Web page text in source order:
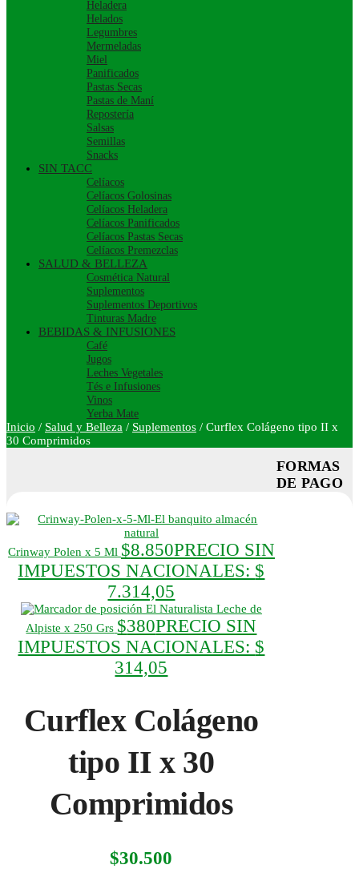
Heladera
Helados
Legumbres
Mermeladas
Miel
Panificados
Pastas Secas
Pastas de Maní
Repostería
Salsas
Semillas
Snacks
SIN TACC
Celíacos
Celíacos Golosinas
Celíacos Heladera
Celíacos Panificados
Celíacos Pastas Secas
Celíacos Premezclas
SALUD & BELLEZA
Cosmética Natural
Suplementos
Suplementos Deportivos
Tinturas Madre
BEBIDAS & INFUSIONES
Café
Jugos
Leches Vegetales
Tés e Infusiones
Vinos
Yerba Mate
Inicio / Salud y Belleza / Suplementos / Curflex Colágeno tipo II x
30 Comprimidos
Crinway Polen x 5 Ml $8.850PRECIO SIN
IMPUESTOS NACIONALES: $
7.314,05
El Naturalista Leche de
Alpiste x 250 Grs $380PRECIO SIN
IMPUESTOS NACIONALES: $
314,05
Curflex Colágeno
tipo II x 30
Comprimidos
$30.500
FORMAS
DE PAGO